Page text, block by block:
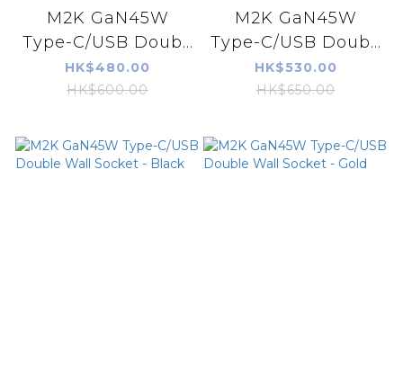
M2K GaN45W
Type-C/USB Doub...
HK$480.00
HK$600.00
M2K GaN45W
Type-C/USB Doub...
HK$530.00
HK$650.00